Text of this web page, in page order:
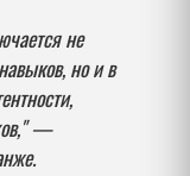
не
но и в
—